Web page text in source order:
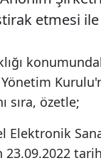
etmesi
Yönetim
sıra, özetle;
Elektronik